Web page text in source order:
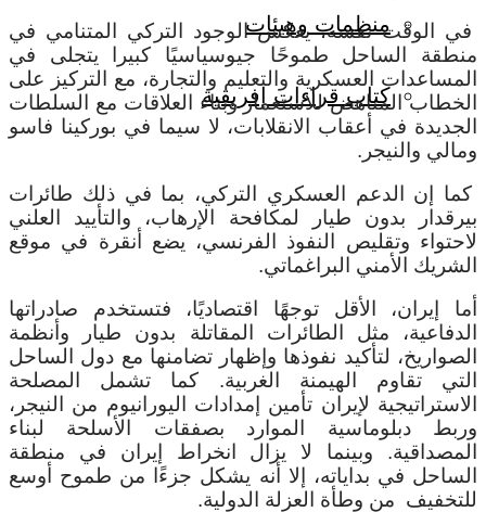
منظمات وهيئات
كتاب قراءات إفريقية
في الوقت نفسه، يعكس الوجود التركي المتنامي في
منطقة الساحل طموحًا جيوسياسيًا كبيرا يتجلى في
المساعدات العسكرية والتعليم والتجارة، مع التركيز على
الخطاب المناهض للاستعمار وبناء العلاقات مع السلطات
الجديدة في أعقاب الانقلابات، لا سيما في بوركينا فاسو
ومالي والنيجر.
كما إن الدعم العسكري التركي، بما في ذلك طائرات
بيرقدار بدون طيار لمكافحة الإرهاب، والتأييد العلني
لاحتواء وتقليص النفوذ الفرنسي، يضع أنقرة في موقع
الشريك الأمني ​​البراغماتي.
أما إيران، الأقل توجهًا اقتصاديًا، فتستخدم صادراتها
الدفاعية، مثل الطائرات المقاتلة بدون طيار وأنظمة
الصواريخ، لتأكيد نفوذها وإظهار تضامنها مع دول الساحل
التي تقاوم الهيمنة الغربية. كما تشمل المصلحة
الاستراتيجية لإيران تأمين إمدادات اليورانيوم من النيجر،
وربط دبلوماسية الموارد بصفقات الأسلحة لبناء
المصداقية. وبينما لا يزال انخراط إيران في منطقة
الساحل في بداياته، إلا أنه يشكل جزءًا من طموح أوسع
للتخفيف من وطأة العزلة الدولية.